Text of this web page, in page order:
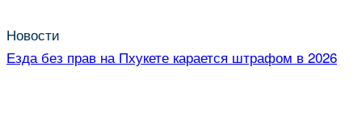
Новости
Езда без прав на Пхукете карается штрафом в 2026